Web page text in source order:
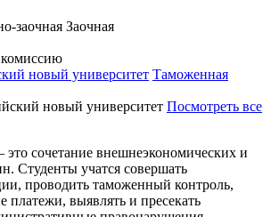
заочная Заочная
новый университет Таможенная
Посмотреть все
сочетание внешнеэкономических и
Студенты учатся совершать
проводить таможенный контроль,
платежи, выявлять и пресекать